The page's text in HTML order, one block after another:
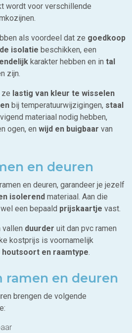
wordt voor verschillende
als voordeel dat ze goedkoop
isolatie beschikken, een
karakter hebben en in tal
zijn.
ze lastig van kleur te wisselen
bij temperatuurwijzigingen, staal
materiaal nodig hebben,
ogen, en wijd en buigbaar van
en deuren
en deuren, garandeer je jezelf
isolerend materiaal. Aan die
een bepaald prijskaartje vast.
vallen duurder uit dan pvc ramen
kostprijs is voornamelijk
en raamtype.
ramen en deuren
brengen de volgende